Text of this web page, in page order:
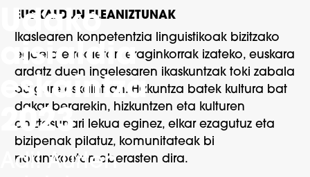
EUSKALDUN ELEANIZTUNAK
Ikaslearen konpetentzia linguistikoak bizitzako
egoera errealetan eraginkorrak izateko, euskara
ardatz duen ingelesaren ikaskuntzak toki zabala
du gure eskaintzan. Hizkuntza batek kultura bat
dakar berarekin, hizkuntzen eta kulturen
aniztasunari lekua eginez, elkar ezagutuz eta
bizipenak pilatuz, komunitateak bi
noranzkoetan aberasten dira.
Udako
aisialdia
eskaintza
2023
Adi! Aurten